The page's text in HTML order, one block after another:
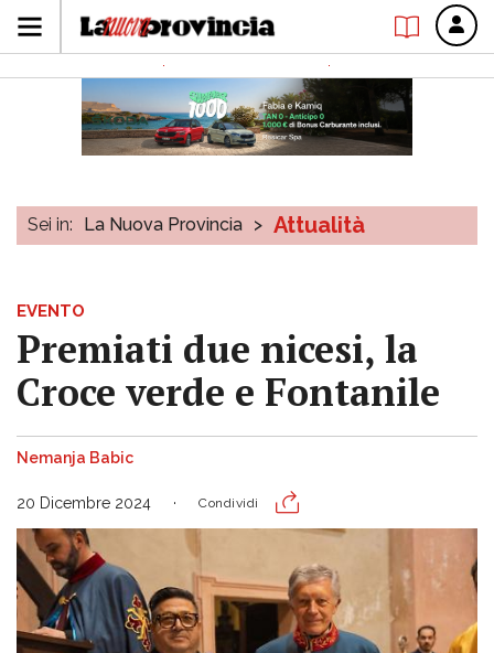
Sei in: La Nuova Provincia > Attualità
EVENTO
Premiati due nicesi, la
Croce verde e Fontanile
Nemanja Babic
20 Dicembre 2024 Condividi